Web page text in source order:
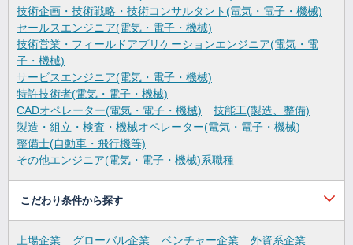
技術企画・技術戦略・技術コンサルタント(電気・電子・機械)
セールスエンジニア(電気・電子・機械)
技術営業・フィールドアプリケーションエンジニア(電気・電
子・機械)
サービスエンジニア(電気・電子・機械)
特許技術者(電気・電子・機械)
CADオペレーター(電気・電子・機械)
技能工(製造、整備)
製造・組立・検査・機械オペレーター(電気・電子・機械)
整備士(自動車・飛行機等)
その他エンジニア(電気・電子・機械)系職種
こだわり条件から探す
上場企業 グローバル企業 ベンチャー企業
外資系企業